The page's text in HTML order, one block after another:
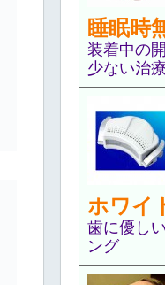
睡眠時
装着中の
少ない治
ホワイ
歯に優し
ング